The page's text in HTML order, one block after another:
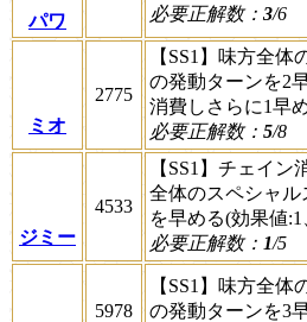
パワ
必要正解数： 3/6
ミオ
2775
【SS1】味方全
の発動ターンを2
消費しさらに1早
必要正解数： 5/8
ジミー
4533
【SS1】チェイ
全体のスペシャ
を早める(効果値
必要正解数： 1/5
5978
【SS1】味方全
の発動ターンを3